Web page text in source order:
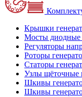
Крышки
Мосты диодные
Регуляторы
Роторы
Статоры
Узлы щёточные
Шкивы
Шкивы